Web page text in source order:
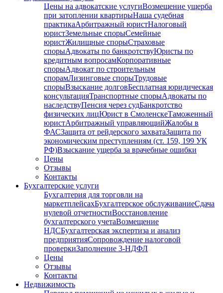
Цены на адвокатские услугиВозмещение ущерба
при затоплении квартирыНаша судебная
практикаАрбитражный юристНалоговый
юристЗемельные спорыСемейные
юристЖилищные спорыСтраховые
спорыАдвокаты по банкротствуЮристы по
кредитным вопросамКорпоративные
спорыАдвокат по строительным
спорамЛизинговые спорыТрудовые
спорыВзыскание долговБесплатная юридическая
консультацияТранспортные спорыАдвокаты по
наследствуПенсия через судБанкротство
физических лицЮрист в СмоленскеТаможенный
юристАрбитражный управляющийЖалобы в
ФАСЗащита от рейдерского захватаЗащита по
экономическим преступлениям (ст. 159, 199 УК
РФ)Взыскание ущерба за врачебные ошибки
Цены
Отзывы
Контакты
Бухгалтерские услуги
Бухгалтерия для торговли на
маркетплейсахБухгалтерское обслуживаниеСдача
нулевой отчетностиВосстановление
бухгалтерского учетаВозмещение
НДСБухгалтерская экспертиза и анализ
предприятияСопровождение налоговой
проверкиЗаполнение 3-НДФЛ
Цены
Отзывы
Контакты
Недвижимость